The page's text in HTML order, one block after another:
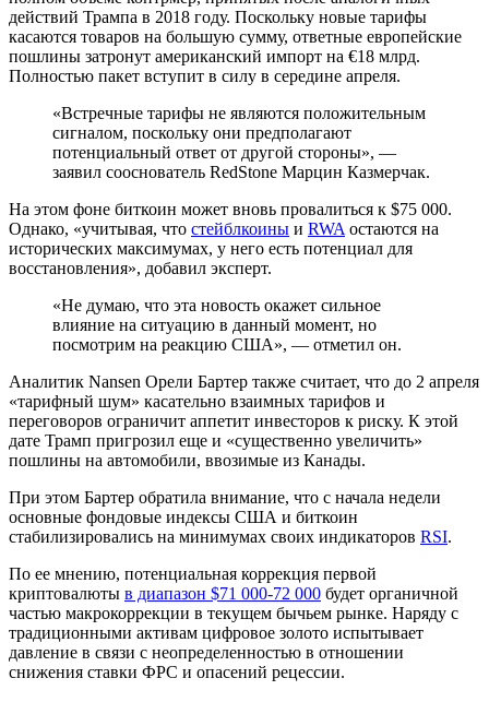
действий Трампа в 2018 году. Поскольку новые тарифы
касаются товаров на большую сумму, ответные европейские
пошлины затронут американский импорт на €18 млрд.
Полностью пакет вступит в силу в середине апреля.
«Встречные тарифы не являются положительным
сигналом, поскольку они предполагают
потенциальный ответ от другой стороны», —
заявил сооснователь RedStone Марцин Казмерчак.
На этом фоне биткоин может вновь провалиться к $75 000.
Однако, «учитывая, что стейблкоины и RWA остаются на
исторических максимумах, у него есть потенциал для
восстановления», добавил эксперт.
«Не думаю, что эта новость окажет сильное
влияние на ситуацию в данный момент, но
посмотрим на реакцию США», — отметил он.
Аналитик Nansen Орели Бартер также считает, что до 2 апреля
«тарифный шум» касательно взаимных тарифов и
переговоров ограничит аппетит инвесторов к риску. К этой
дате Трамп пригрозил еще и «существенно увеличить»
пошлины на автомобили, ввозимые из Канады.
При этом Бартер обратила внимание, что с начала недели
основные фондовые индексы США и биткоин
стабилизировались на минимумах своих индикаторов RSI.
По ее мнению, потенциальная коррекция первой
криптовалюты в диапазон $71 000-72 000 будет органичной
частью макрокоррекции в текущем бычьем рынке. Наряду с
традиционными активам цифровое золото испытывает
давление в связи с неопределенностью в отношении
снижения ставки ФРС и опасений рецессии.